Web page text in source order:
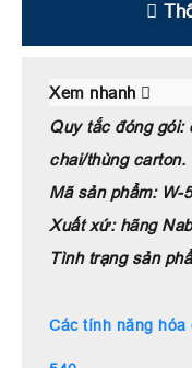
Xem nhanh
Quy tắc đóng gói:
chai/thùng carton.
Mã sản phẩm: W-
Xuất xứ: hãng
Tình trạng sản
Các tính năng hóa